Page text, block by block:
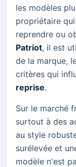
les modèles
propriétaire
reprendre ou
Patriot, il est
de la marque,
critères qui
reprise.
Sur le marché
surtout à des
au style
surélevée et
modèle n'est